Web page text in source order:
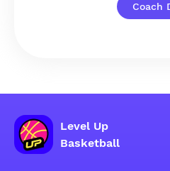
Coach
Level Up
Basketball